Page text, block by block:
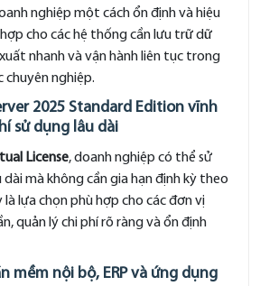
nghiệp một cách ổn định và hiệu
cho các hệ thống cần lưu trữ dữ
nhanh và vận hành liên tục trong
nghiệp.
2025 Standard Edition vĩnh
sử dụng lâu dài
License, doanh nghiệp có thể sử
mà không cần gia hạn định kỳ theo
lựa chọn phù hợp cho các đơn vị
quản lý chi phí rõ ràng và ổn định
mềm nội bộ, ERP và ứng dụng